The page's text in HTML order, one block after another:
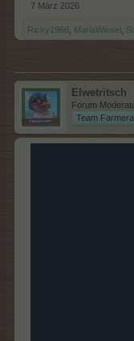
7 März 2026
Ricky1966 MariaWiesel
Elwetritsch
Forum
Team